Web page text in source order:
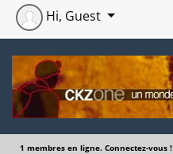
Hi, Guest
1 membres en ligne. Connectez-vous !